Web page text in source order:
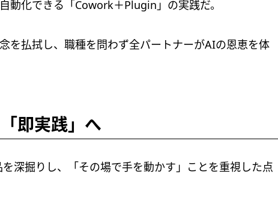
動化できる「Cowork＋Plugin」の実践だ。
を払拭し、職種を問わず全パートナーがAIの恩恵を体
即実践」へ
深掘りし、「その場で手を動かす」ことを重視した点